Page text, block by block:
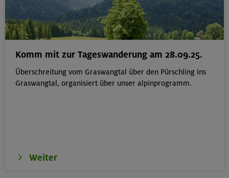
Komm mit zur Tageswanderung am 28.09.25.
Überschreitung vom Graswangtal über den Pürschling ins
Graswangtal, organisiert über unser alpinprogramm.
Weiter